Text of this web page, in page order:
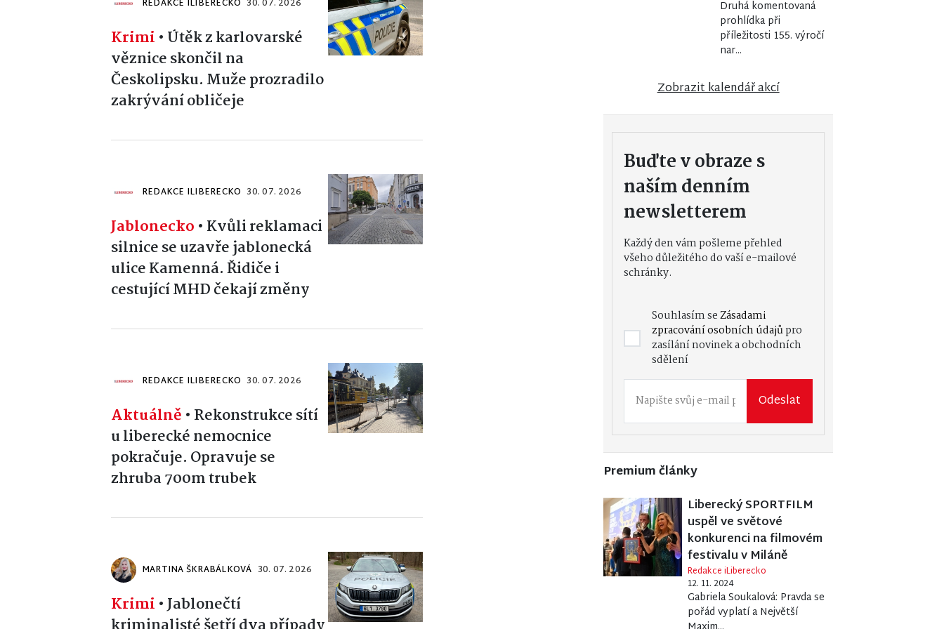
REDAKCE ILIBERECKO 30. 07. 2026
Krimi • Útěk z karlovarské
věznice skončil na
Českolipsku. Muže prozradilo
zakrývání obličeje
REDAKCE ILIBERECKO 30. 07. 2026
Jablonecko • Kvůli reklamaci
silnice se uzavře jablonecká
ulice Kamenná. Řidiče i
cestující MHD čekají změny
REDAKCE ILIBERECKO 30. 07. 2026
Aktuálně • Rekonstrukce sítí
u liberecké nemocnice
pokračuje. Opravuje se
zhruba 700m trubek
MARTINA ŠKRABÁLKOVÁ 30. 07. 2026
Krimi •Jablonečtí
Druhá komentovaná
prohlídka při
příležitosti 155. výročí
nar...
Zobrazit kalendář akcí
Buďte v obraze s
naším denním
newsletterem
Každý den vám pošleme přehled
všeho důležitého do vaší e-mailové
schránky.
Souhlasím seZásadami
zpracování osobních údajůpro
zasílání novinek a obchodních
sdělení
Odeslat
Premium články
Liberecký SPORTFILM
uspěl ve světové
konkurenci na filmovém
festivalu v Miláně
Redakce iLiberecko
12. 11. 2024
Gabriela Soukalová: Pravda se
pořád vyplatí a Největší